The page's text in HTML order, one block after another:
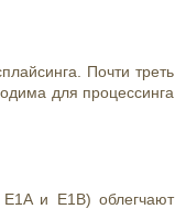
Почти треть
для процессинга
и E1B) облегчают